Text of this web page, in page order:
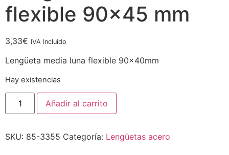
flexible 90×45 mm
3,33€ IVA Incluido
Lengüeta media luna flexible 90x40mm
Hay existencias
Añadir al carrito
SKU: 85-3355 Categoría: Lengüetas acero